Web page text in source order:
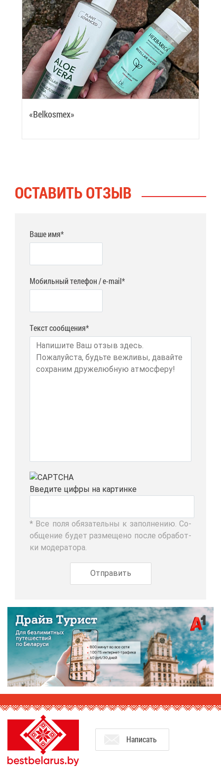
«Belkosmex»
ОСТА­ВИТЬ ОТ­ЗЫВ
Ваше имя*
Мобильный телефон / e-mail*
Текст сообщения*
Вве­ди­те циф­ры на кар­тин­ке
* Все по­ля обя­за­тель­ны к за­пол­не­нию. Со­
об­ще­ние бу­дет раз­ме­ще­но по­сле об­ра­бот­
ки мо­де­ра­то­ра.
На­пи­сать